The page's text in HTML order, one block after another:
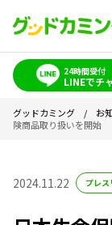
24時間受付
LINEでチ
グッドカミング / お
険商品取り扱いを開始
2024.11.22 プレス